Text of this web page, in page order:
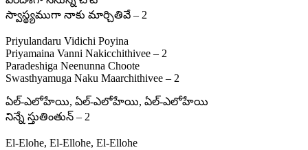
స్వాస్థ్యముగా నాకు మార్చితివే – 2
Priyulandaru Vidichi Poyina
Priyamaina Vanni Nakicchithivee – 2
Paradeshiga Neenunna Choote
Swasthyamuga Naku Maarchithivee – 2
ఏల్‌-ఎలోహేయి, ఏల్‌-ఎలోహేయి, ఏల్‌-ఎలోహేయి
నిన్నే స్తుతింతున్ – 2
El-Elohe, El-Ellohe, El-Ellohe